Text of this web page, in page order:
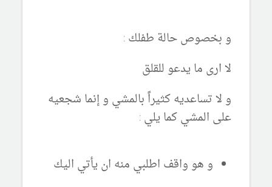
و بخصوص حالة طفلك :
لا ارى ما يدعو للقلق
و لا تساعديه كثيراً بالمشي و إنما شجعيه
على المشي كما يلي :
و هو واقف اطلبي منه ان يأتي اليك